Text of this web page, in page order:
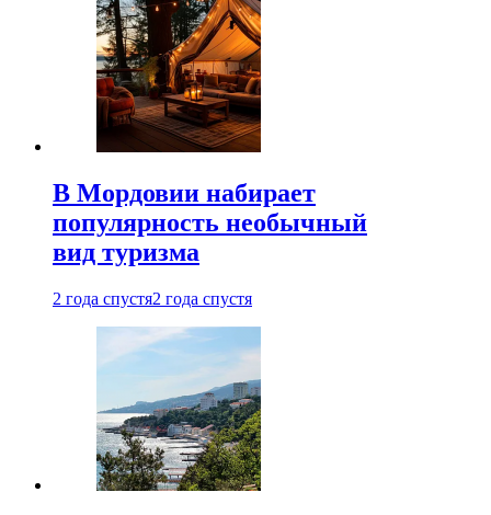
В Мордовии набирает
популярность необычный
вид туризма
2 года спустя2 года спустя